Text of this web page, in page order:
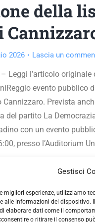
Gestisci
migliori esperienze, utilizziamo
alle informazioni del dispositivo.
elaborare dati come il
o ritirare il consenso
della
2026 Lascia un
Leggi l’articolo
evento pubblico
Prevista
del partito La
con un evento
presso l’Auditorium